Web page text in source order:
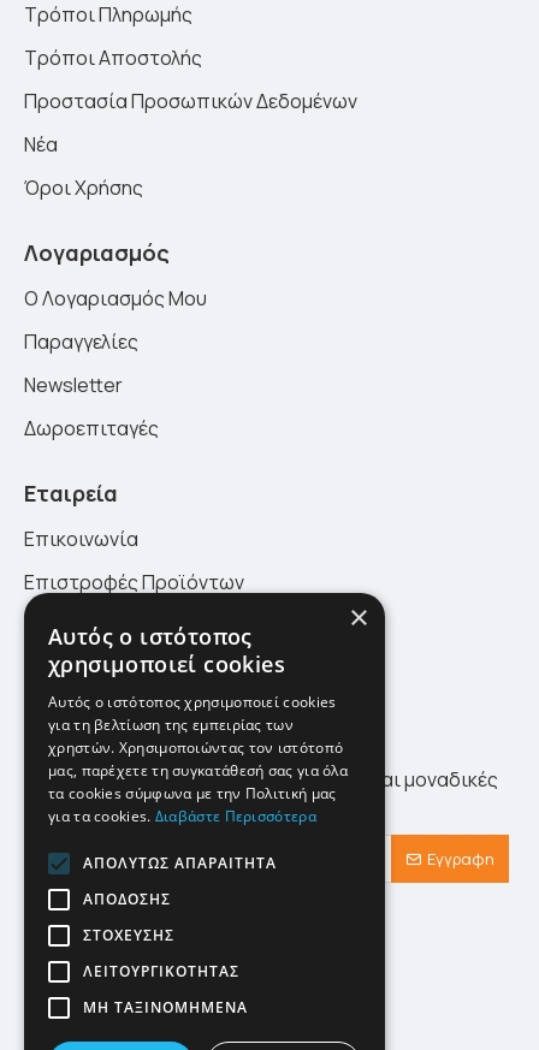
Τρόποι Πληρωμής
Τρόποι Αποστολής
Προστασία Προσωπικών Δεδομένων
Νέα
Όροι Χρήσης
Λογαριασμός
Ο Λογαριασμός Μου
Παραγγελίες
Newsletter
Δωροεπιταγές
Εταιρεία
Επικοινωνία
Επιστροφές Προϊόντων
Πολιτική Επιστροφών
Site Map
Newsletter
Λάβετε πρώτοι τα τελευταία νέα αλλά και μοναδικές
προσφορές αποκλειστικά για εσάς!
Εγγραφη
Έχω διαβάσει και αποδέχομαι τους
Προστασία Προσωπικών Δεδομένων
×
Αυτός ο ιστότοπος
χρησιμοποιεί cookies
Αυτός ο ιστότοπος χρησιμοποιεί cookies
για τη βελτίωση της εμπειρίας των
χρηστών. Χρησιμοποιώντας τον ιστότοπό
μας, παρέχετε τη συγκατάθεσή σας για όλα
τα cookies σύμφωνα με την Πολιτική μας
για τα cookies. Διαβάστε Περισσότερα
ΑΠΟΛΎΤΩΣ ΑΠΑΡΑΊΤΗΤΑ
ΑΠΌΔΟΣΗΣ
ΣΤΌΧΕΥΣΗΣ
ΛΕΙΤΟΥΡΓΙΚΌΤΗΤΑΣ
ΜΗ ΤΑΞΙΝΟΜΗΜΈΝΑ